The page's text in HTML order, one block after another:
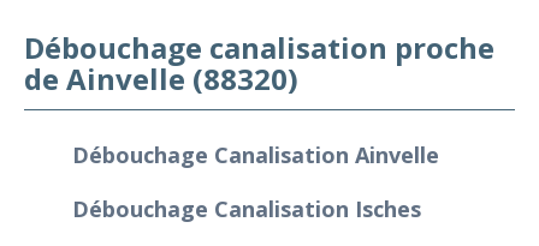
Débouchage canalisation proche
de Ainvelle (88320)
Débouchage Canalisation Ainvelle
Débouchage Canalisation Isches